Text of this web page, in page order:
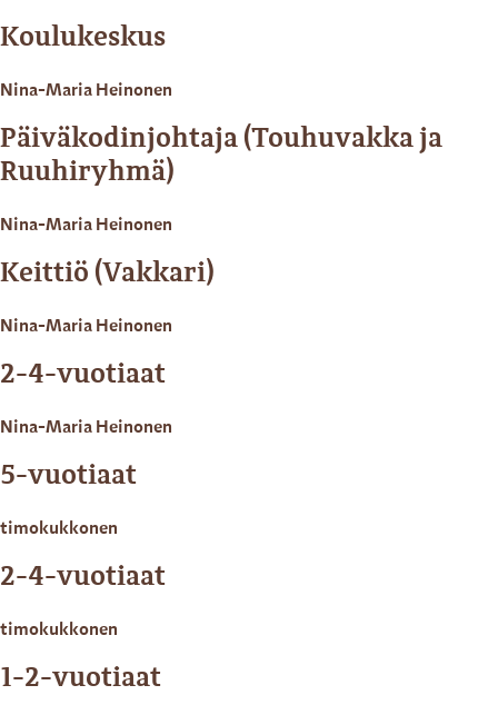
Koulukeskus
Nina-Maria Heinonen
Päiväkodinjohtaja (Touhuvakka ja
Ruuhiryhmä)
Nina-Maria Heinonen
Keittiö (Vakkari)
Nina-Maria Heinonen
2-4-vuotiaat
Nina-Maria Heinonen
5-vuotiaat
timokukkonen
2-4-vuotiaat
timokukkonen
1-2-vuotiaat